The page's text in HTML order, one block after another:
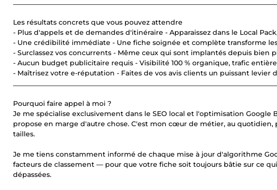
Les résultats concrets que vous pouvez attendre
- Plus d'appels et de demandes d'itinéraire - Apparaissez dans le Local
- Une crédibilité immédiate - Une fiche soignée et complète transforme
- Surclassez vos concurrents - Même ceux qui sont implantés depuis bien
- Aucun budget publicitaire requis - Visibilité 100 % organique, trafic
- Maîtrisez votre e-réputation - Faites de vos avis clients un puissant levier
Pourquoi faire appel à moi ?
Je me spécialise exclusivement dans le SEO local et l'optimisation Google
propose en marge d'autre chose. C'est mon cœur de métier, au
tailles.
Je me tiens constamment informé de chaque mise à jour d'algorithme
facteurs de classement — pour que votre fiche soit toujours bâtie sur ce
dépassées.